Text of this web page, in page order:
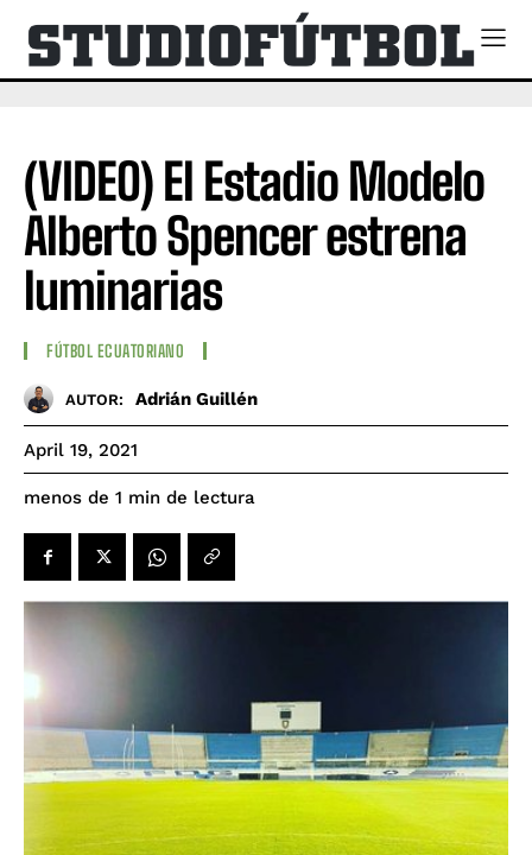
(VIDEO) El Estadio Modelo
Alberto Spencer estrena
luminarias
FÚTBOL ECUATORIANO
AUTOR: Adrián Guillén
April 19, 2021
menos de 1 min de lectura